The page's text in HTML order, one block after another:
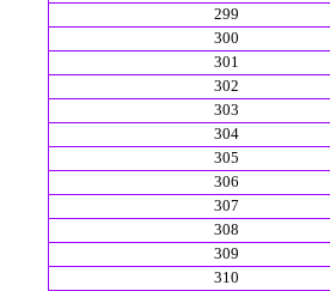
299
300
301
302
303
304
305
306
307
308
309
310